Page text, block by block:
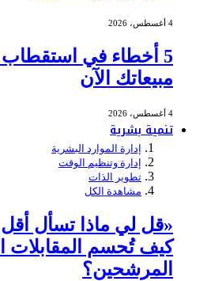
4 أغسطس، 2026
5 أخطاء في استقطاب
مبيعاتك الآن
4 أغسطس، 2026
تنمية بشرية
إدارة الموارد البشرية
إدارة وتنظيم الوقت
تطوير الذات
مشاهدة الكل
«قل لي ماذا تسأل
كيف تُحسم المقابلات
المرشحين؟